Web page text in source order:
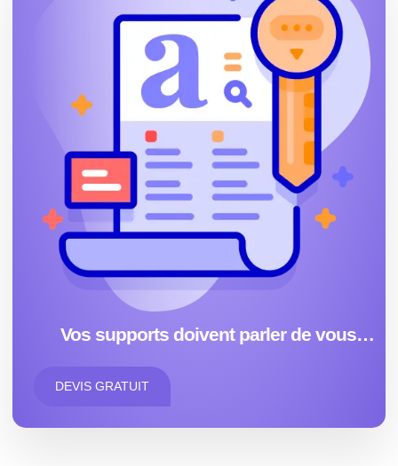
Vos supports doivent parler de vous…
DEVIS GRATUIT